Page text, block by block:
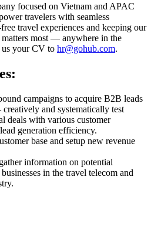
focused on Vietnam and APAC
travelers with seamless
travel experiences and keeping our
matters most — anywhere in the
us your CV to hr@gohub.com.
campaigns to acquire B2B leads
and systematically test
deals with various customer
generation efficiency.
base and setup new revenue
information on potential
in the travel telecom and